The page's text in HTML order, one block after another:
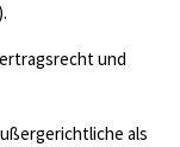
und
als